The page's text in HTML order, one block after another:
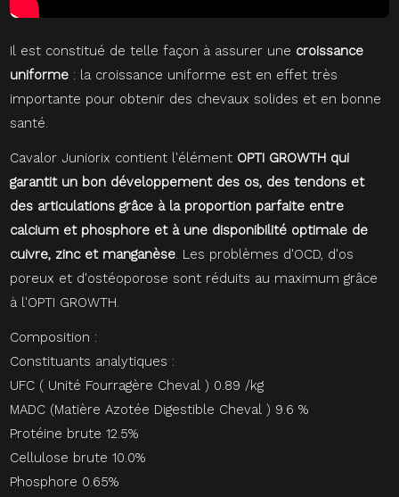
Il est constitué de telle façon à assurer une croissance
uniforme : la croissance uniforme est en effet très
importante pour obtenir des chevaux solides et en bonne
santé.
Cavalor Juniorix contient l'élément OPTI GROWTH qui
garantit un bon développement des os, des tendons et
des articulations grâce à la proportion parfaite entre
calcium et phosphore et à une disponibilité optimale de
cuivre, zinc et manganèse. Les problèmes d'OCD, d'os
poreux et d'ostéoporose sont réduits au maximum grâce
à l'OPTI GROWTH.
Composition :
Constituants analytiques :
UFC ( Unité Fourragère Cheval ) 0.89 /kg
MADC (Matière Azotée Digestible Cheval ) 9.6 %
Protéine brute 12.5%
Cellulose brute 10.0%
Phosphore 0.65%